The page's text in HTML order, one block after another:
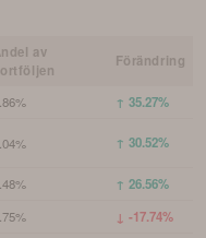
av
Förändring
↑ 35.27%
↑ 30.52%
↑ 26.56%
↓ -17.74%